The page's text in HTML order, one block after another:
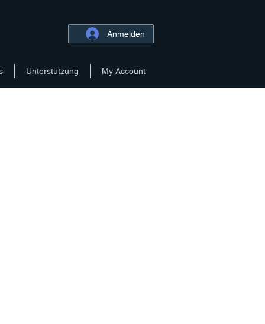
Anmelden
Unterstützung My Account